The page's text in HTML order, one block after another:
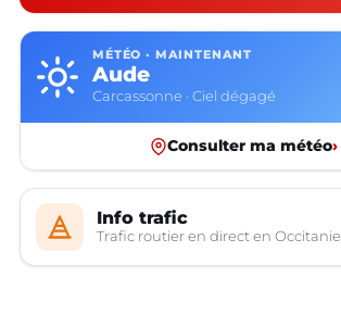
MÉTÉO · MAINTENANT
Aude
Carcassonne · Ciel dégagé
Consulter ma météo›
Info trafic
Trafic routier en direct en Occitanie